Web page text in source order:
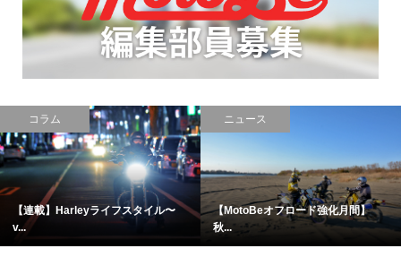
コラム
【連載】Harleyライフスタイル〜
v...
ニュース
【MotoBeオフロード強化月間】
秋...